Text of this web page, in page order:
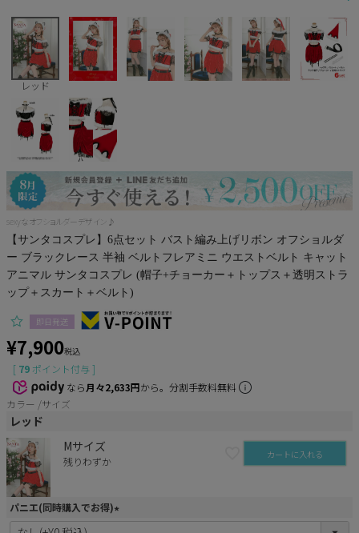
悪魔
花魁
サンタ
コスプレ小物
レッド
sexyなオフショルダーデザイン♪
【サンタコスプレ】6点セット バスト編み上げリボン オフショルダ
ー ブラックレース 半袖 ベルトフレアミニ ウエストベルト キャット
アニマル サンタコスプレ (帽子+チョーカー＋トップス＋透明ストラ
ップ＋スカート＋ベルト)
即日発送
¥7,900税込
[ 79 ポイント付与 ]
なら月々2,633円から。分割手数料無料
カラー
サイズ
レッド
Mサイズ
残りわずか カートに入れる
パニエ(同時購入でお得)
(